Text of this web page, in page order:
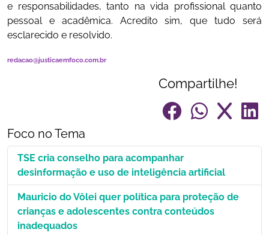
e responsabilidades, tanto na vida profissional quanto
pessoal e acadêmica. Acredito sim, que tudo será
esclarecido e resolvido.
redacao@justicaemfoco.com.br
Compartilhe!
Foco no Tema
TSE cria conselho para acompanhar
desinformação e uso de inteligência artificial
Mauricio do Vôlei quer política para proteção de
crianças e adolescentes contra conteúdos
inadequados